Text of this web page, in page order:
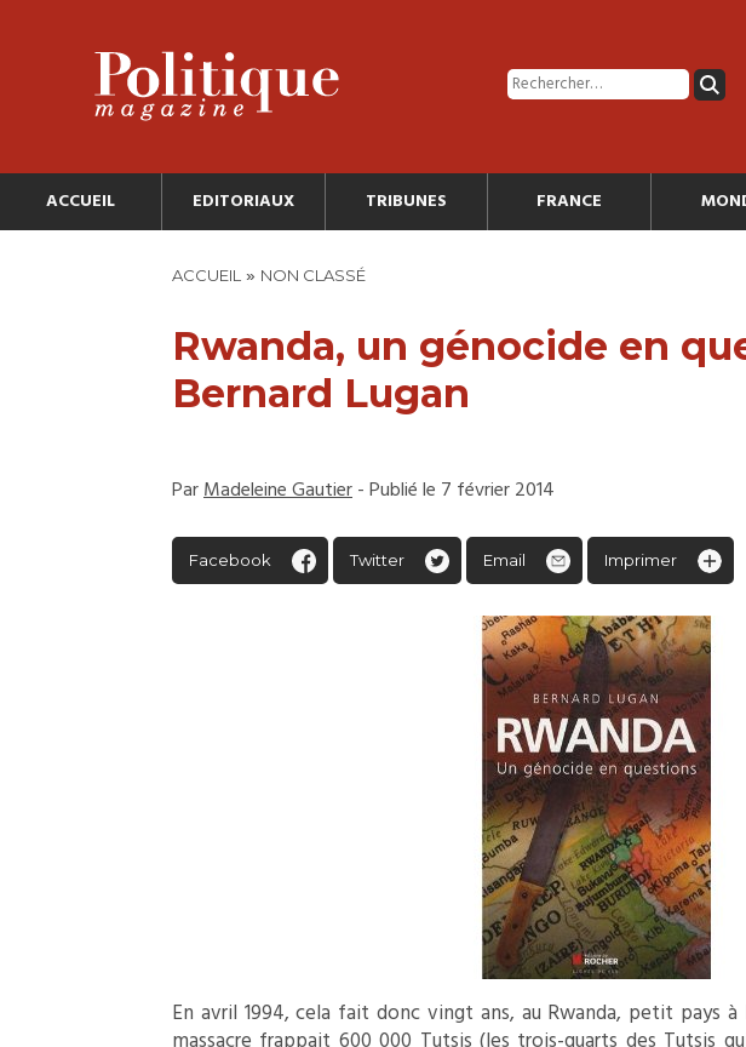
ACCUEIL EDITORIAUX TRIBUNES FRANCE
ACCUEIL » NON CLASSÉ
Rwanda, un génocide en
Bernard Lugan
ParMadeleine Gautier- Publié le 7 février 2014
Facebook Twitter Email Imprimer
En avril 1994, cela fait donc vingt ans, au Rwanda, petit pays à